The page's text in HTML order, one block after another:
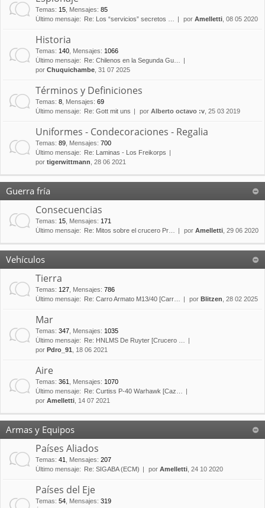
Temas: 15 Mensajes: 85
Último mensaje:
Re: Los “servicios” secretos … por Amelletti , 08 05 2020
Historia
Temas: 140 Mensajes: 1066
Último mensaje:
Re: Chilenos en la Segunda Gu…
por Chuquichambe , 31 07 2025
Términos y Definiciones
Temas: 8 Mensajes: 69
Último mensaje:
Re: Gott mit uns por Alberto octavo :v , 25 03 2019
Uniformes - Condecoraciones - Regalia
Temas: 89 Mensajes: 700
Último mensaje:
Re: Laminas - Los Freikorps
por tigerwittmann , 28 06 2021
Guerra fría
Consecuencias
Temas: 15 Mensajes: 171
Último mensaje:
Re: Mitos sobre el crucero Pr… por Amelletti , 29 06 2020
Vehículos
Tierra
Temas: 127 Mensajes: 786
Último mensaje:
Re: Carro Armato M13/40 [Carr… por Blitzen , 28 02 2025
Mar
Temas: 347 Mensajes: 1035
Último mensaje:
Re: HNLMS De Ruyter [Crucero …
por Pdro_91 , 18 06 2021
Aire
Temas: 361 Mensajes: 1070
Último mensaje:
Re: Curtiss P-40 Warhawk [Caz…
por Amelletti , 14 07 2021
Armas y Equipos
Países Aliados
Temas: 41 Mensajes: 207
Último mensaje:
Re: SIGABA (ECM) por Amelletti , 24 10 2020
Países del Eje
Temas: 54 Mensajes: 319